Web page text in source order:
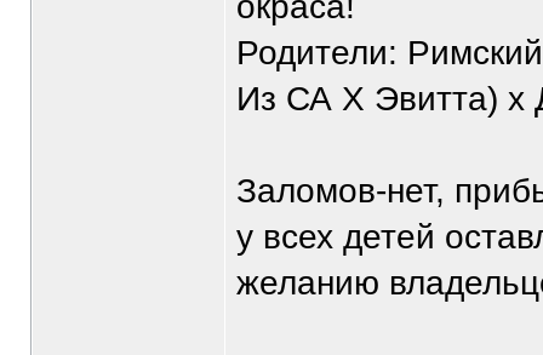
Родители:
Из СА Х Эвитта) х
Заломов-нет,
у всех детей
желанию